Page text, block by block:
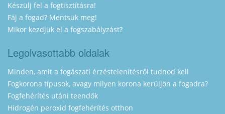
Készülj fel a fogtisztításra!
Fáj a fogad? Mentsük meg!
Mikor kezdjük el a fogszabályzást?
Legolvasottabb oldalak
Minden, amit a fogászati érzéstelenítésről tudnod kell
Fogkorona típusok, avagy milyen korona kerüljön a fogadra?
Fogfehérítés utáni teendők
Hidrogén peroxid fogfehérítés otthon